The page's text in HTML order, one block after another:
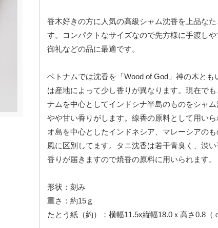
香木好きの方に人気の高級シャム沈香を上品な
す。コンパクトなサイズなので先方様に手渡し
御礼などの品に最適です。
ベトナムでは沈香を「Wood of God」神の木とも
は産地によって少し香りが異なります。現在で
ナムを中心としてインドシナ半島のものをシャ
やや甘い香りがします。線香の原料として用い
オ島を中心としたインドネシア、マレーシアの
風に区別してます。タニ沈香は若干青臭く、渋い
香りが届きますので焼香の原料に用いられます。
形状：刻み
重さ：約15ｇ
たとう紙（約）：横幅11.5x縦幅18.0ｘ高さ0.8（